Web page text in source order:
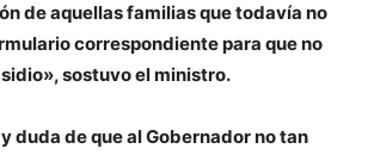
de aquellas familias que todavía no
correspondiente para que no
sostuvo el ministro.
duda de que al Gobernador no tan